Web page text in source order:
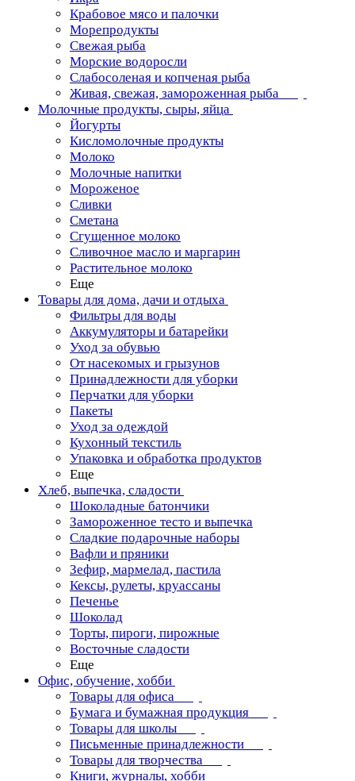
Крабовое мясо и палочки
Морепродукты
Свежая рыба
Морские водоросли
Слабосоленая и копченая рыба
Живая, свежая, замороженная рыба
Молочные продукты, сыры, яйца
Йогурты
Кисломолочные продукты
Молоко
Молочные напитки
Мороженое
Сливки
Сметана
Сгущенное молоко
Сливочное масло и маргарин
Растительное молоко
Еще
Товары для дома, дачи и отдыха
Фильтры для воды
Аккумуляторы и батарейки
Уход за обувью
От насекомых и грызунов
Принадлежности для уборки
Перчатки для уборки
Пакеты
Уход за одеждой
Кухонный текстиль
Упаковка и обработка продуктов
Еще
Хлеб, выпечка, сладости
Шоколадные батончики
Замороженное тесто и выпечка
Сладкие подарочные наборы
Вафли и пряники
Зефир, мармелад, пастила
Кексы, рулеты, круассаны
Печенье
Шоколад
Торты, пироги, пирожные
Восточные сладости
Еще
Офис, обучение, хобби
Товары для офиса
Бумага и бумажная продукция
Товары для школы
Письменные принадлежности
Товары для творчества
Книги, журналы, хобби